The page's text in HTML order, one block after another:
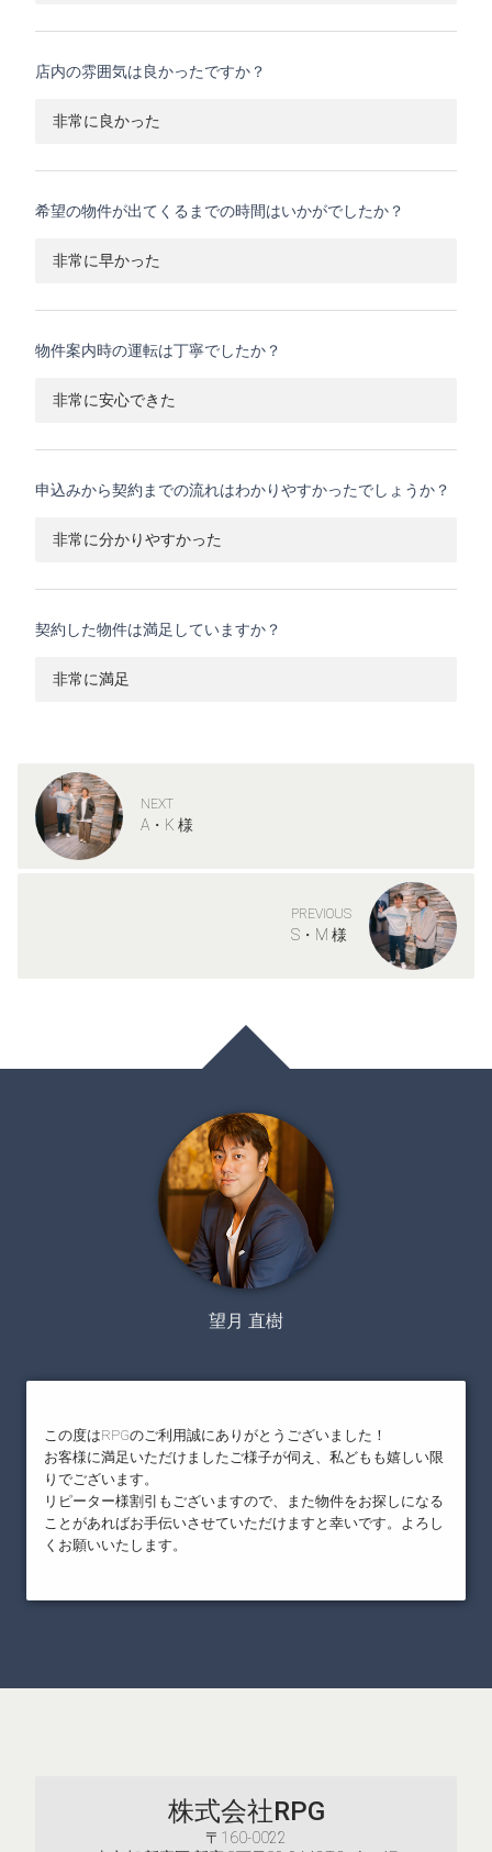
店内の雰囲気は良かったですか？
非常に良かった
希望の物件が出てくるまでの時間はいかがでしたか？
非常に早かった
物件案内時の運転は丁寧でしたか？
非常に安心できた
申込みから契約までの流れはわかりやすかったでしょうか？
非常に分かりやすかった
契約した物件は満足していますか？
非常に満足
NEXT
A・K 様
PREVIOUS
S・M 様
望月 直樹
この度はRPGのご利用誠にありがとうございました！
お客様に満足いただけましたご様子が伺え、私どもも嬉しい限
りでございます。
リピーター様割引もございますので、また物件をお探しになる
ことがあればお手伝いさせていただけますと幸いです。よろし
くお願いいたします。
株式会社RPG
〒160-0022